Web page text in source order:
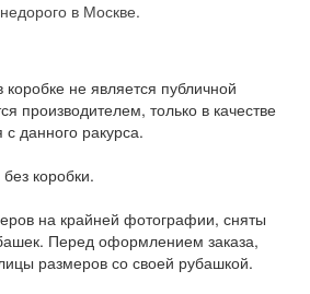
недорого в Москве.
не является публичной
производителем, только в качестве
данного ракурса.
коробки.
на крайней фотографии, сняты
Перед оформлением заказа,
размеров со своей рубашкой.